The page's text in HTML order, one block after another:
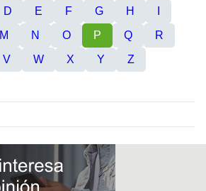
D E F G H
M N O P Q
R
V W X Y Z